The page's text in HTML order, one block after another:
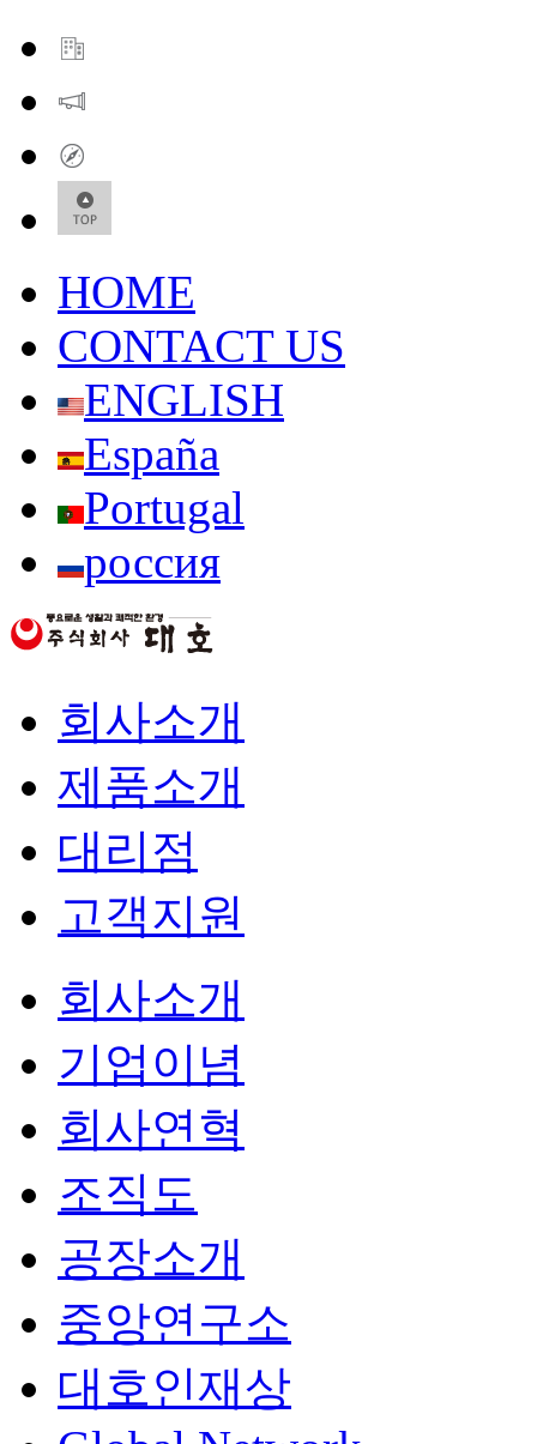
HOME
CONTACT US
ENGLISH
España
Portugal
россия
회사소개
제품소개
대리점
고객지원
회사소개
기업이념
회사연혁
조직도
공장소개
중앙연구소
대호인재상